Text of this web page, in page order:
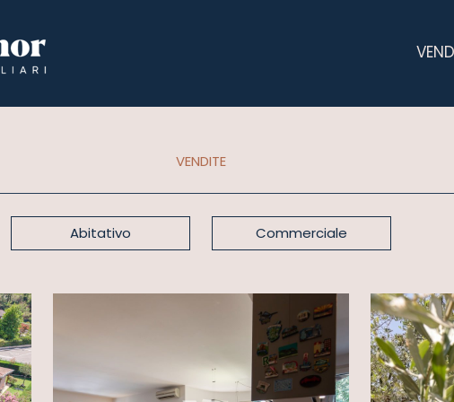
VENDITE
Abitativo Commerciale